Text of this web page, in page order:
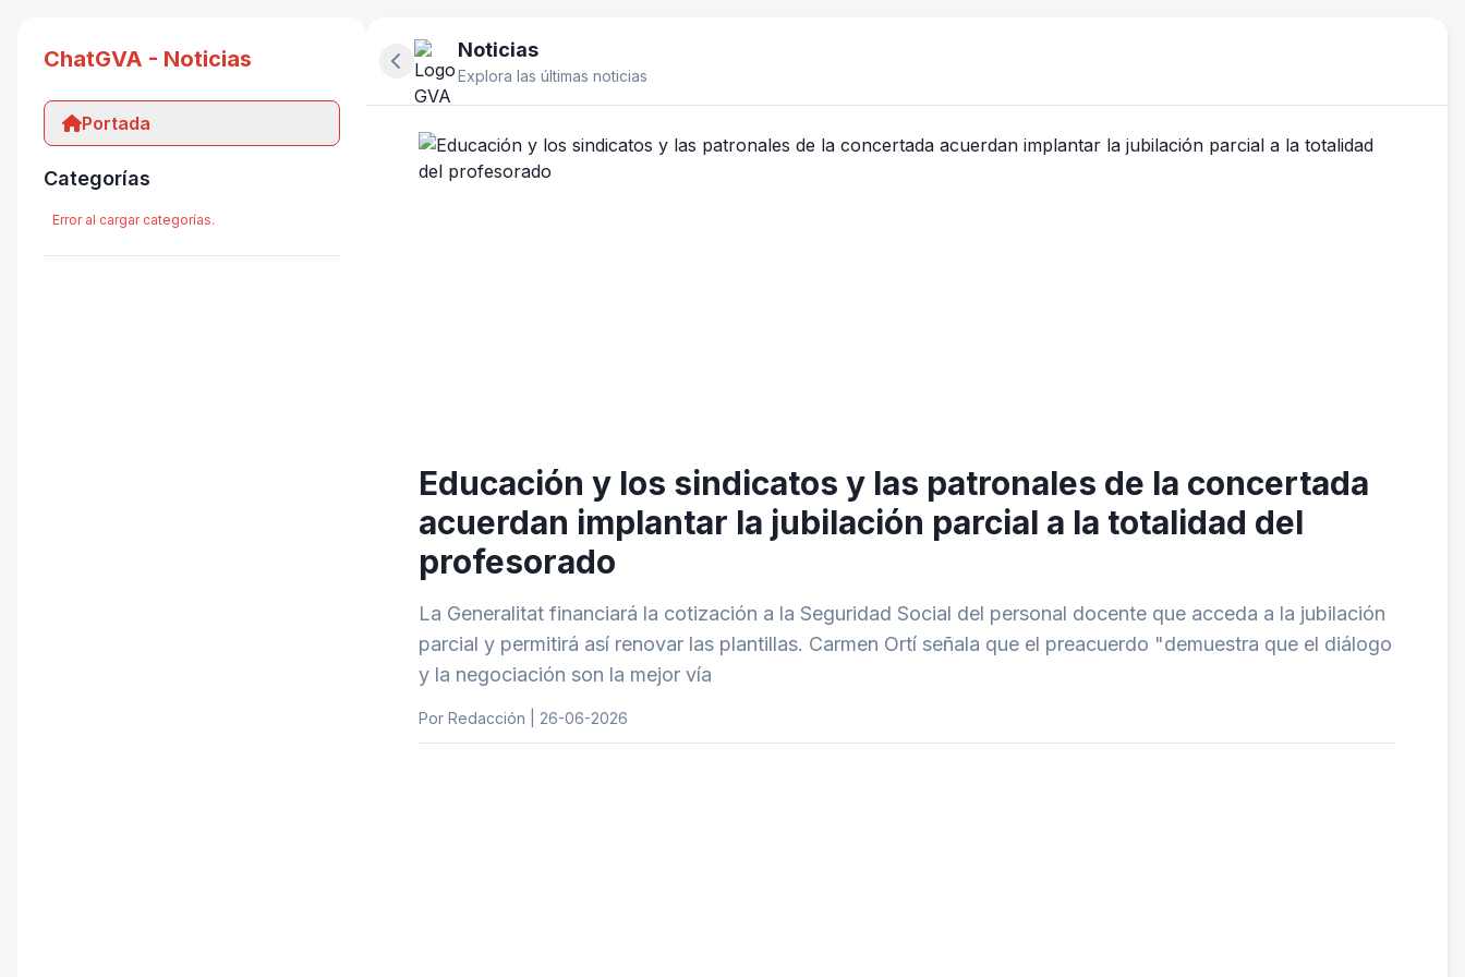
ChatGVA - Noticias
Portada
Categorías
Error al cargar categorías.
Ocultar panel lateral
Noticias
Explora las últimas noticias
Educación y los sindicatos y las patronales de la concertada
acuerdan implantar la jubilación parcial a la totalidad del
profesorado
La Generalitat financiará la cotización a la Seguridad Social del personal docente que acceda a la jubilación
parcial y permitirá así renovar las plantillas. Carmen Ortí señala que el preacuerdo "demuestra que el diálogo
y la negociación son la mejor vía
Por Redacción | 26-06-2026